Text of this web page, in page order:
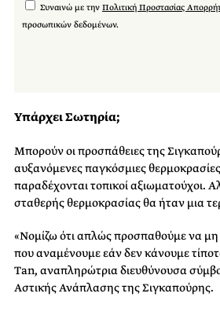
Συναινώ με την Πολιτική Προστασίας
προσωπικών δεδομένων.
Υπάρχει Σωτηρία;
Μπορούν οι προσπάθειες της
αυξανόμενες παγκόσμιες
παραδέχονται τοπικοί αξιωματούχοι.
σταθερής θερμοκρασίας θα ήταν μια
«Νομίζω ότι απλώς προσπαθούμε να μη
που αναμένουμε εάν δεν κάνουμε
Tan, αναπληρώτρια διευθύνουσα
Αστικής Ανάπλασης της Σιγκαπούρης.